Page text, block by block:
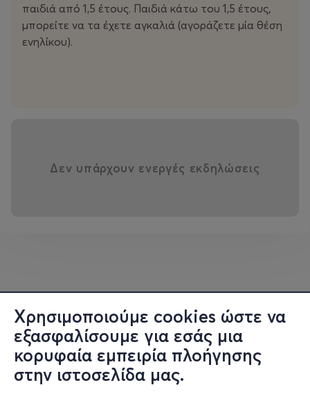
Χρησιμοποιούμε cookies ώστε να
εξασφαλίσουμε για εσάς μια
κορυφαία εμπειρία πλοήγησης
στην ιστοσελίδα μας.
παιδιά από 1,5 έτους. Παιδιά κάτω του 1,5 έτους,
μπορείτε να τα έχετε αγκαλιά (αγοράζετε μία θέση
ενηλίκου).
Δεν υπάρχουν ενεργές εκδηλώσεις